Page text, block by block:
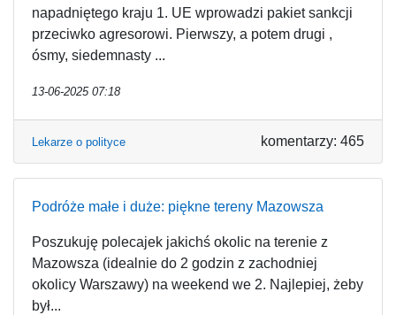
napadniętego kraju 1. UE wprowadzi pakiet sankcji
przeciwko agresorowi. Pierwszy, a potem drugi ,
ósmy, siedemnasty ...
13-06-2025 07:18
Lekarze o polityce komentarzy: 465
Podróże małe i duże: piękne tereny Mazowsza
Poszukuję polecajek jakichś okolic na terenie z
Mazowsza (idealnie do 2 godzin z zachodniej
okolicy Warszawy) na weekend we 2. Najlepiej, żeby
był...